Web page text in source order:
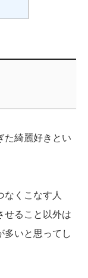
た綺麗好きとい
なくこなす人
せること以外は
多いと思ってし